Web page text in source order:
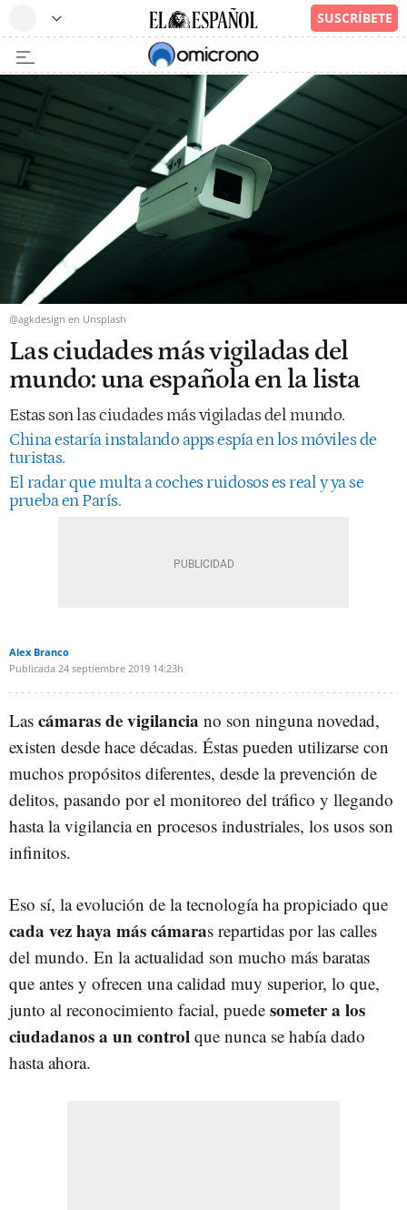
@agkdesign en Unsplash
Las ciudades más vigiladas del
mundo: una española en la lista
Estas son las ciudades más vigiladas del mundo.
China estaría instalando apps espía en los móviles de
turistas.
El radar que multa a coches ruidosos es real y ya se
prueba en París.
Alex Branco
Publicada 24 septiembre 2019 14:23h
Las cámaras de vigilancia no son ninguna novedad,
existen desde hace décadas. Éstas pueden utilizarse con
muchos propósitos diferentes, desde la prevención de
delitos, pasando por el monitoreo del tráfico y llegando
hasta la vigilancia en procesos industriales, los usos son
infinitos.
Eso sí, la evolución de la tecnología ha propiciado que
cada vez haya más cámaras repartidas por las calles
del mundo. En la actualidad son mucho más baratas
que antes y ofrecen una calidad muy superior, lo que,
junto al reconocimiento facial, puede someter a los
ciudadanos a un control que nunca se había dado
hasta ahora.